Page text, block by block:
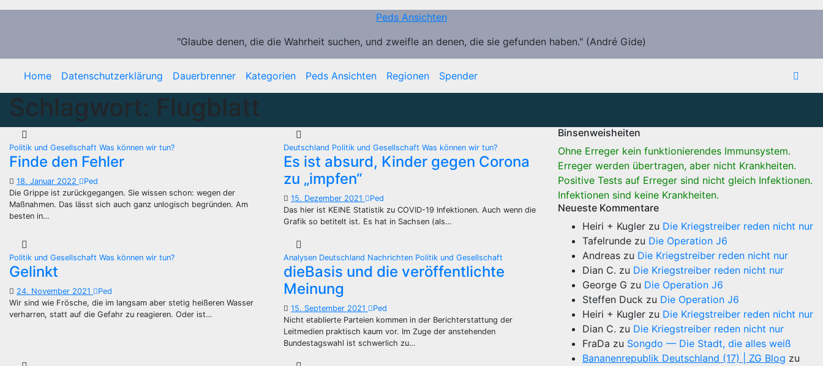
Zum
Peds Ansichten
"Glaube denen, die die Wahrheit suchen, und zweifle an denen, die sie gefunden haben." (André Gide)
Home Datenschutzerklärung Dauerbrenner Kategorien Peds Ansichten Regionen Spender
Schlagwort: Flugblatt
Politik und Gesellschaft Was können wir tun?
Finde den Fehler
18. Januar 2022
Ped
Die Grippe ist zurückgegangen. Sie wissen schon: wegen der
Maßnahmen. Das lässt sich auch ganz unlogisch begründen. Am
besten in…
Deutschland Politik und Gesellschaft Was können wir tun?
Es ist absurd, Kinder gegen Corona
zu „impfen“
15. Dezember 2021
Ped
Das hier ist KEINE Statistik zu COVID-19 Infektionen. Auch wenn die
Grafik so betitelt ist. Es hat in Sachsen (als…
Politik und Gesellschaft Was können wir tun?
Gelinkt
24. November 2021
Ped
Wir sind wie Frösche, die im langsam aber stetig heißeren Wasser
verharren, statt auf die Gefahr zu reagieren. Oder ist…
Analysen Deutschland Nachrichten Politik und Gesellschaft
dieBasis und die veröffentlichte
Meinung
15. September 2021
Ped
Nicht etablierte Parteien kommen in der Berichterstattung der
Leitmedien praktisch kaum vor. Im Zuge der anstehenden
Bundestagswahl ist schwerlich zu…
Binsenweisheiten
Ohne Erreger kein funktionierendes Immunsystem.
Erreger werden übertragen, aber nicht Krankheiten.
Positive Tests auf Erreger sind nicht gleich Infektionen.
Infektionen sind keine Krankheiten.
Neueste Kommentare
Heiri + Kugler zu Die Kriegstreiber reden nicht nur
Tafelrunde zu Die Operation J6
Andreas zu Die Kriegstreiber reden nicht nur
Dian C. zu Die Kriegstreiber reden nicht nur
George G zu Die Operation J6
Steffen Duck zu Die Operation J6
Heiri + Kugler zu Die Kriegstreiber reden nicht nur
Dian C. zu Die Kriegstreiber reden nicht nur
FraDa zu Songdo — Die Stadt, die alles weiß
Bananenrepublik Deutschland (17) | ZG Blog zu